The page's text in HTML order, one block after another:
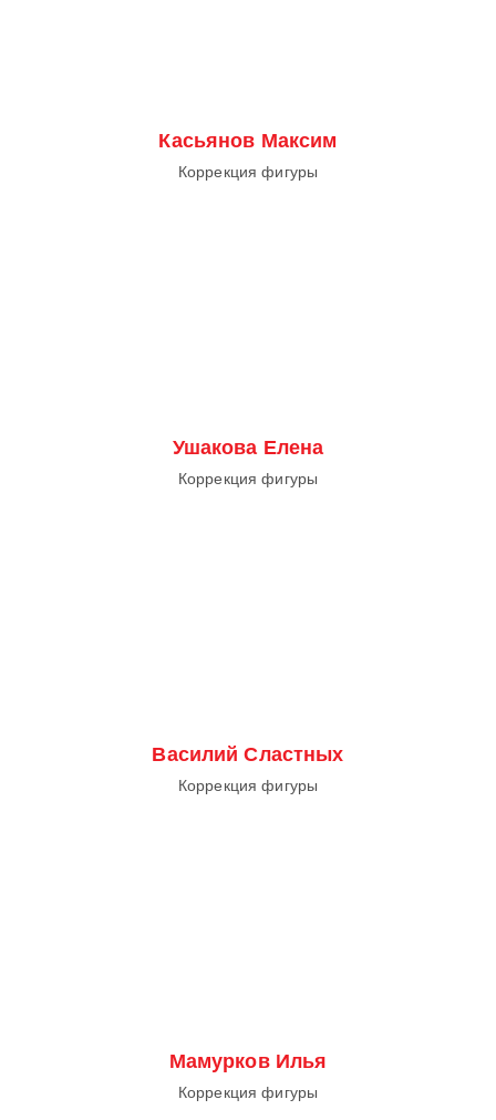
Касьянов Максим
Коррекция фигуры
Ушакова Елена
Коррекция фигуры
Василий Сластных
Коррекция фигуры
Мамурков Илья
Коррекция фигуры